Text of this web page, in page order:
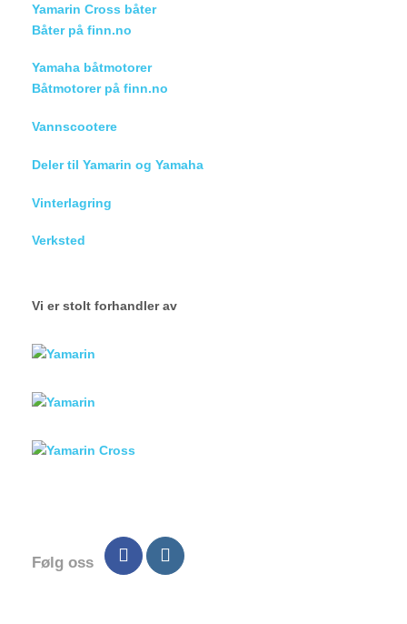
Yamarin Cross båter
Båter på finn.no
Yamaha båtmotorer
Båtmotorer på finn.no
Vannscootere
Deler til Yamarin og Yamaha
Vinterlagring
Verksted
Vi er stolt forhandler av
Følg oss